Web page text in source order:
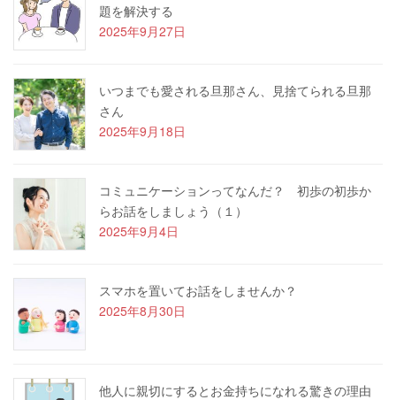
題を解決する
2025年9月27日
いつまでも愛される旦那さん、見捨てられる旦那
さん
2025年9月18日
コミュニケーションってなんだ？ 初歩の初歩か
らお話をしましょう（１）
2025年9月4日
スマホを置いてお話をしませんか？
2025年8月30日
他人に親切にするとお金持ちになれる驚きの理由